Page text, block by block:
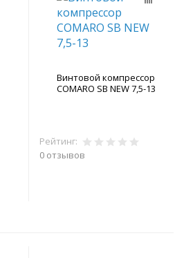
Винтовой компрессор
COMARO SB NEW 7,5-13
Рейтинг:
0 отзывов